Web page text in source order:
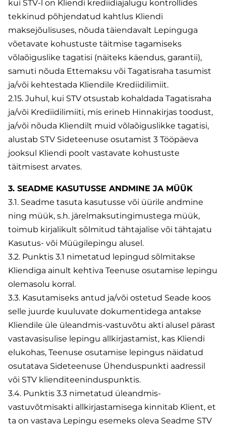
kui STV-l on Kliendi krediidiajalugu kontrollides
tekkinud põhjendatud kahtlus Kliendi
maksejõulisuses, nõuda täiendavalt Lepinguga
võetavate kohustuste täitmise tagamiseks
võlaõiguslike tagatisi (näiteks käendus, garantii),
samuti nõuda Ettemaksu või Tagatisraha tasumist
ja/või kehtestada Kliendile Krediidilimiit.
2.15. Juhul, kui STV otsustab kohaldada Tagatisraha
ja/või Krediidilimiiti, mis erineb Hinnakirjas toodust,
ja/või nõuda Kliendilt muid võlaõiguslikke tagatisi,
alustab STV Sideteenuse osutamist 3 Tööpäeva
jooksul Kliendi poolt vastavate kohustuste
täitmisest arvates.
3. SEADME KASUTUSSE ANDMINE JA MÜÜK
3.1. Seadme tasuta kasutusse või üürile andmine
ning müük, s.h. järelmaksutingimustega müük,
toimub kirjalikult sõlmitud tähtajalise või tähtajatu
Kasutus- või Müügilepingu alusel.
3.2. Punktis 3.1 nimetatud lepingud sõlmitakse
Kliendiga ainult kehtiva Teenuse osutamise lepingu
olemasolu korral.
3.3. Kasutamiseks antud ja/või ostetud Seade koos
selle juurde kuuluvate dokumentidega antakse
Kliendile üle üleandmis-vastuvõtu akti alusel pärast
vastavasisulise lepingu allkirjastamist, kas Kliendi
elukohas, Teenuse osutamise lepingus näidatud
osutatava Sideteenuse Ühenduspunkti aadressil
või STV klienditeeninduspunktis.
3.4. Punktis 3.3 nimetatud üleandmis-
vastuvõtmisakti allkirjastamisega kinnitab Klient, et
ta on vastava Lepingu esemeks oleva Seadme STV